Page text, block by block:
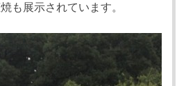
も展示されています。